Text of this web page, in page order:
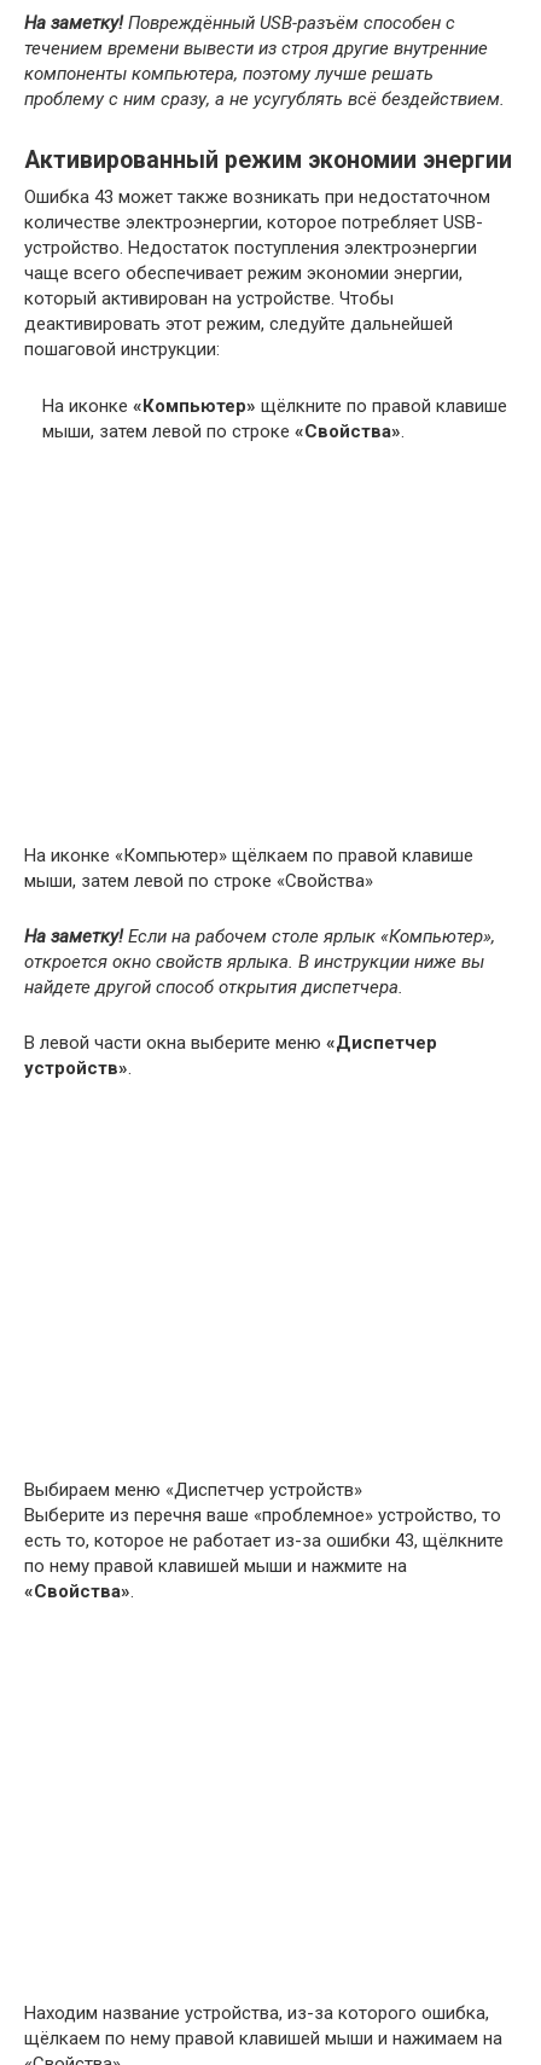
На заметку!Повреждённый USB-разъём способен с
течением времени вывести из строя другие внутренние
компоненты компьютера, поэтому лучше решать
проблему с ним сразу, а не усугублять всё бездействием.
Активированный режим экономии энергии
Ошибка 43 может также возникать при недостаточном
количестве электроэнергии, которое потребляет USB-
устройство. Недостаток поступления электроэнергии
чаще всего обеспечивает режим экономии энергии,
который активирован на устройстве. Чтобы
деактивировать этот режим, следуйте дальнейшей
пошаговой инструкции:
На иконке «Компьютер» щёлкните по правой клавише
мыши, затем левой по строке «Свойства»
На иконке «Компьютер» щёлкаем по правой клавише
мыши, затем левой по строке «Свойства»
На заметку!Если на рабочем столе ярлык «Компьютер»,
откроется окно свойств ярлыка. В инструкции ниже вы
найдете другой способ открытия диспетчера.
В левой части окна выберите меню «Диспетчер
устройств»
Выбираем меню «Диспетчер устройств»
Выберите из перечня ваше «проблемное» устройство, то
есть то, которое не работает из-за ошибки 43, щёлкните
по нему правой клавишей мыши и нажмите на
«Свойства»
Находим название устройства, из-за которого ошибка,
щёлкаем по нему правой клавишей мыши и нажимаем на